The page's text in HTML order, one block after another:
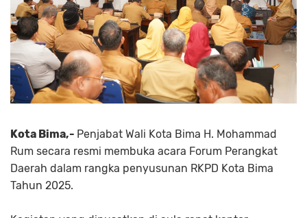
Kota Bima,- Penjabat Wali Kota Bima H. Mohammad
Rum secara resmi membuka acara Forum Perangkat
Daerah dalam rangka penyusunan RKPD Kota Bima
Tahun 2025.